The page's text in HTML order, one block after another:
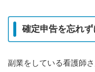
確定申告を忘れず
副業をしている看護師